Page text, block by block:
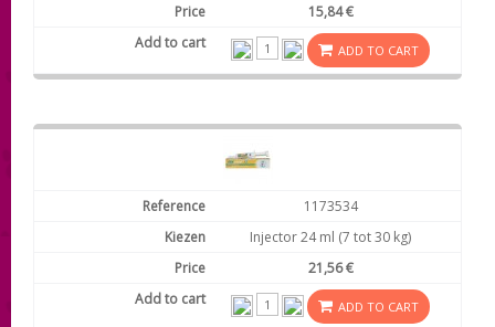
15,84 €
ADD TO CART
1173534
Injector 24 ml (7 tot 30 kg)
21,56 €
ADD TO CART